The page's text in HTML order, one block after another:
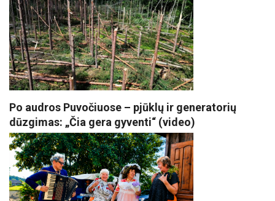
Po audros Puvočiuose – pjūklų ir generatorių
dūzgimas: „Čia gera gyventi“ (video)